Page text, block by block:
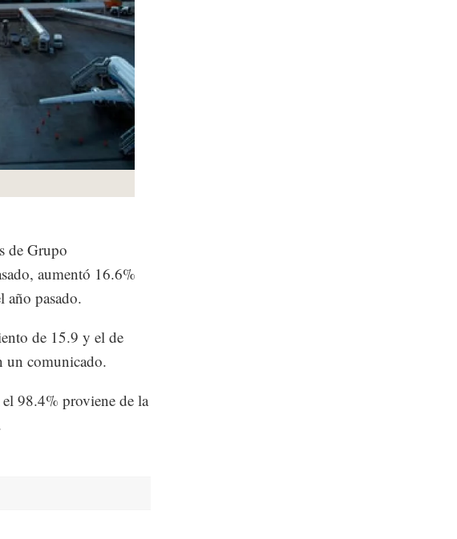
de Grupo
aumentó 16.6%
año pasado.
de 15.9 y el de
un comunicado.
98.4% proviene de la